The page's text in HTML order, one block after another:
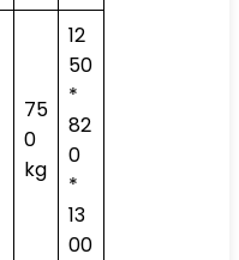
75
0
kg
12
50
*
82
0
*
13
00